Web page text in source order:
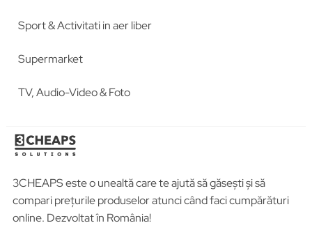
Sport & Activitati in aer liber
Supermarket
TV, Audio-Video & Foto
3CHEAPS este o unealtă care te ajută să găsești și să
compari prețurile produselor atunci când faci cumpărături
online. Dezvoltat în România!